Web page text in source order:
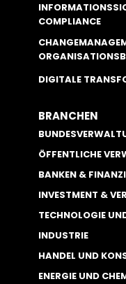
COMPLIANCE
DIGITALE
BRANCHEN
ÖFFENTLICHE
BANKEN &
INVESTMENT &
TECHNOLOGIE
INDUSTRIE
HANDEL UND
ENERGIE UND